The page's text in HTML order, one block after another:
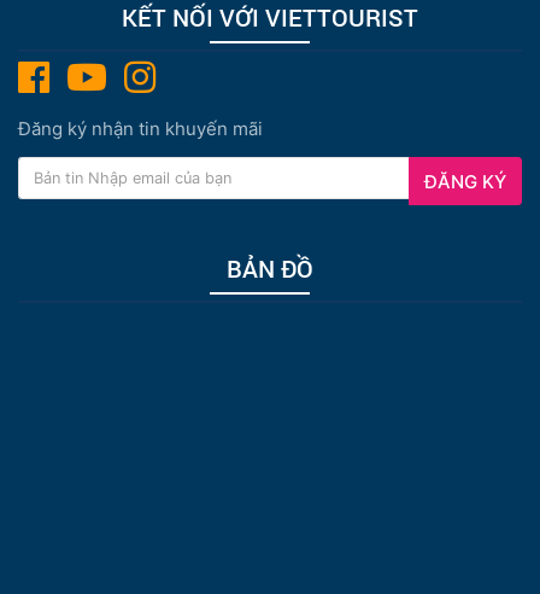
KẾT NỐI VỚI VIETTOURIST
Đăng ký nhận tin khuyến mãi
ĐĂNG KÝ
BẢN ĐỒ